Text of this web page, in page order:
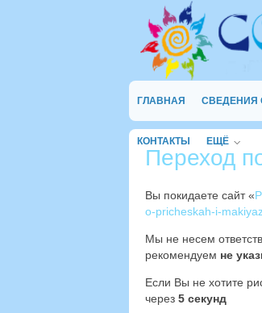
ГЛАВНАЯ СВЕДЕНИЯ
КОНТАКТЫ ЕЩЁ
Переход
Вы покидаете сайт «
o-pricheskah-i-
Мы не несем
рекомендуем не
Если Вы не хотите
через 5 секунд